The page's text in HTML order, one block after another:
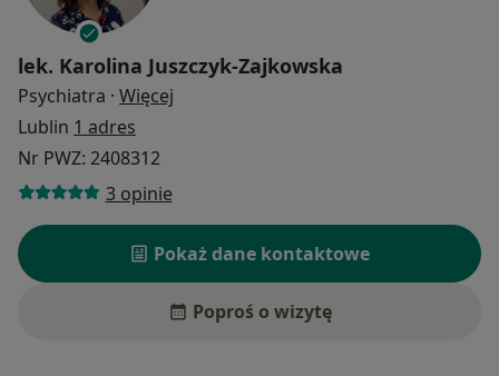
lek. Karolina Juszczyk-Zajkowska
Psychiatra · Więcej
Lublin 1 adres
Nr PWZ: 2408312
3 opinie
Pokaż dane kontaktowe
Poproś o wizytę